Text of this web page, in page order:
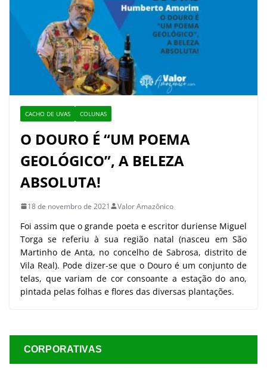
CACHO DE UVAS COLUNAS
O DOURO É “UM POEMA
GEOLÓGICO”, A BELEZA
ABSOLUTA!
18 de novembro de 2021 Valor Amazônico
Foi assim que o grande poeta e escritor duriense Miguel
Torga se referiu à sua região natal (nasceu em São
Martinho de Anta, no concelho de Sabrosa, distrito de
Vila Real). Pode dizer-se que o Douro é um conjunto de
telas, que variam de cor consoante a estação do ano,
pintada pelas folhas e flores das diversas plantações.
CORPORATIVAS